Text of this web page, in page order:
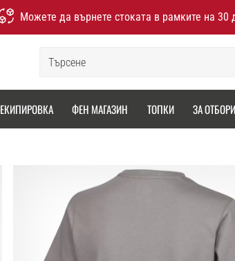
Можете да върнете стоката в рамките на 30
ЕКИПИРОВКА ФЕН МАГАЗИН ТОПКИ ЗА ОТБОРИ